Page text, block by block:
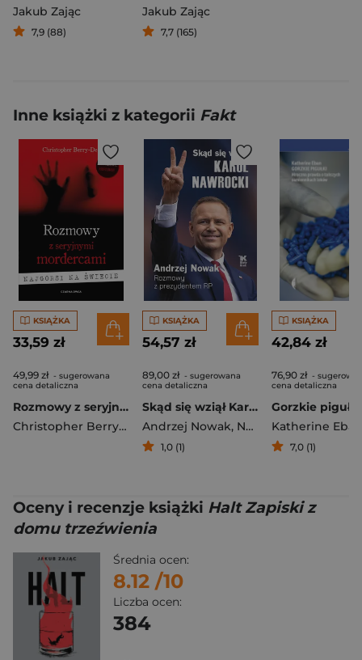
Jakub Zając
7,9 (88)
Jakub Zając
7,7 (165)
Inne książki z kategorii Fakt
KSIĄŻKA
33,59 zł
49,99 zł - sugerowana
cena detaliczna
Rozmowy z seryjnymi mordercami. Najgorsi na świecie wyd. 2026
Christopher Berry-Dee
KSIĄŻKA
54,57 zł
89,00 zł - sugerowana
cena detaliczna
Skąd się wziął Karol Nawrocki. Andrzej Nowak rozmawia z prezydentem RP
Andrzej Nowak, Nawrocki Karol
1,0 (1)
KSIĄŻKA
42,84 zł
76,90 zł -
cena detaliczna
Katherine Eban
7,0 (1)
Oceny i recenzje książki Halt Zapiski z
domu trzeźwienia
Średnia ocen:
8.12 /10
Liczba ocen:
384